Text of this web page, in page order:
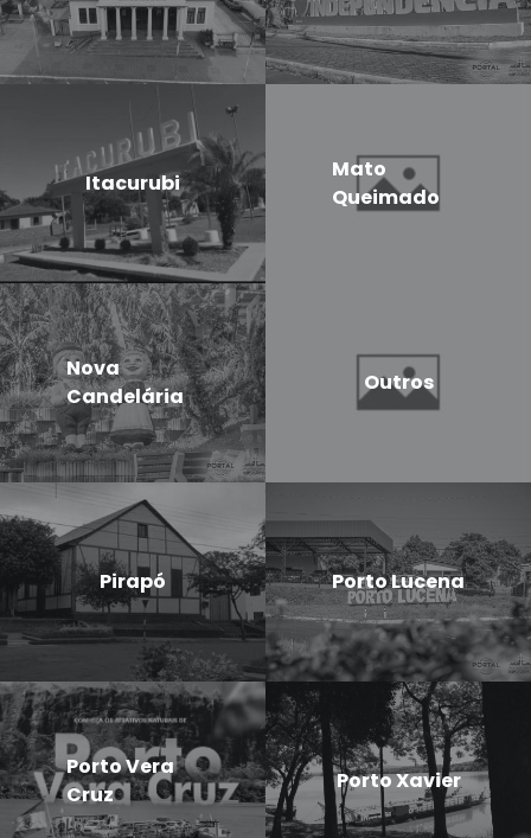
Itacurubi
Mato
Queimado
Nova
Candelária
Outros
Pirapó Porto Lucena
Porto Vera
Cruz
Porto Xavier